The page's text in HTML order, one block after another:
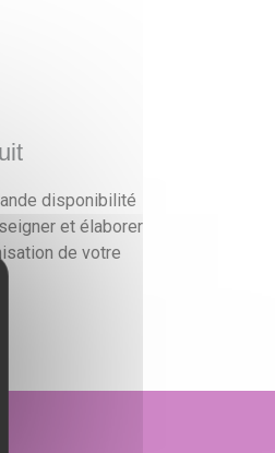
disponibilité
et élaborer
de votre